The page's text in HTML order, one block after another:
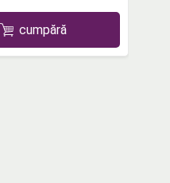
cumpără